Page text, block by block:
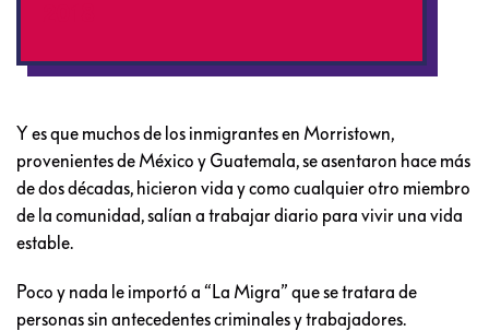
Y es que muchos de los inmigrantes en Morristown,
provenientes de México y Guatemala, se asentaron hace más
de dos décadas, hicieron vida y como cualquier otro miembro
de la comunidad, salían a trabajar diario para vivir una vida
estable.
Poco y nada le importó a “La Migra” que se tratara de
personas sin antecedentes criminales y trabajadores.